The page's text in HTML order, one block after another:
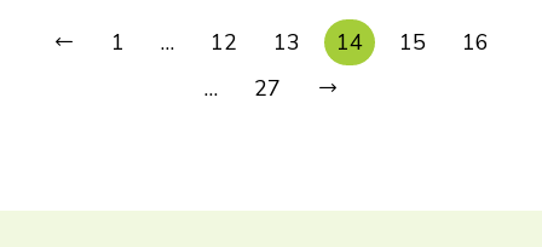
1 … 12 13 14 15
16
…
27